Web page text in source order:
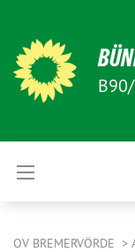
OV BREMERVÖRDE